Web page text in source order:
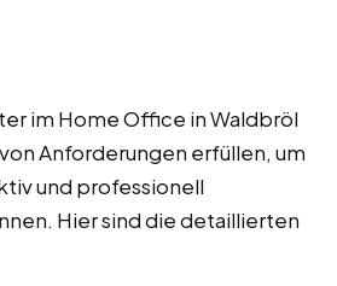
im Home Office in Waldbröl
Anforderungen erfüllen, um
und professionell
Hier sind die detaillierten